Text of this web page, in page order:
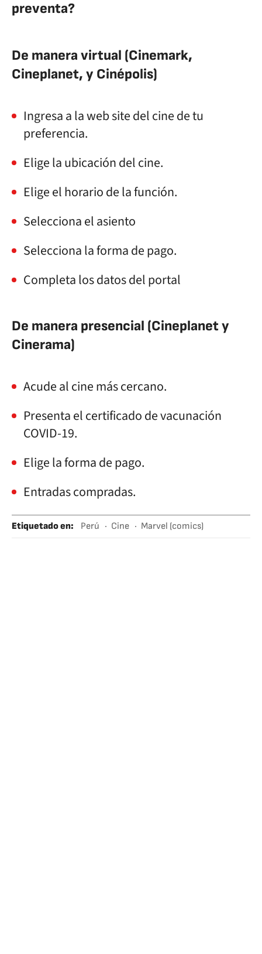
preventa?
De manera virtual (Cinemark,
Cineplanet, y Cinépolis)
Ingresa a la web site del cine de tu
preferencia.
Elige la ubicación del cine.
Elige el horario de la función.
Selecciona el asiento
Selecciona la forma de pago.
Completa los datos del portal
De manera presencial (Cineplanet y
Cinerama)
Acude al cine más cercano.
Presenta el certificado de vacunación
COVID-19.
Elige la forma de pago.
Entradas compradas.
Etiquetado en: Perú Cine Marvel (comics)